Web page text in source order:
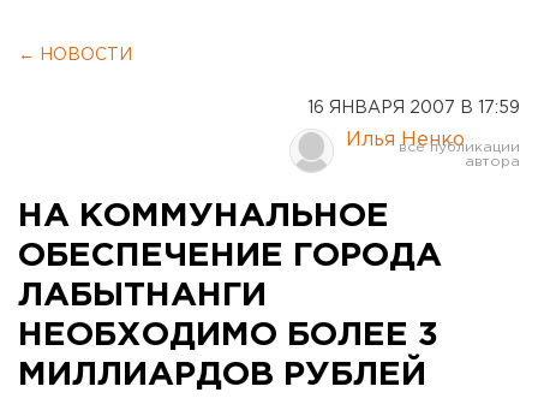
← НОВОСТИ
16 ЯНВАРЯ 2007 В 17:59
Илья Ненко
НА КОММУНАЛЬНОЕ
ОБЕСПЕЧЕНИЕ ГОРОДА
ЛАБЫТНАНГИ
НЕОБХОДИМО БОЛЕЕ 3
МИЛЛИАРДОВ РУБЛЕЙ